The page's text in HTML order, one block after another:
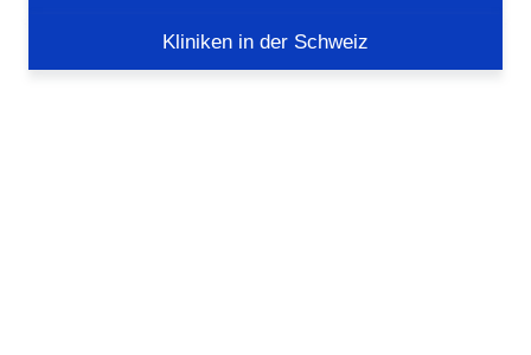
Kliniken in der Schweiz